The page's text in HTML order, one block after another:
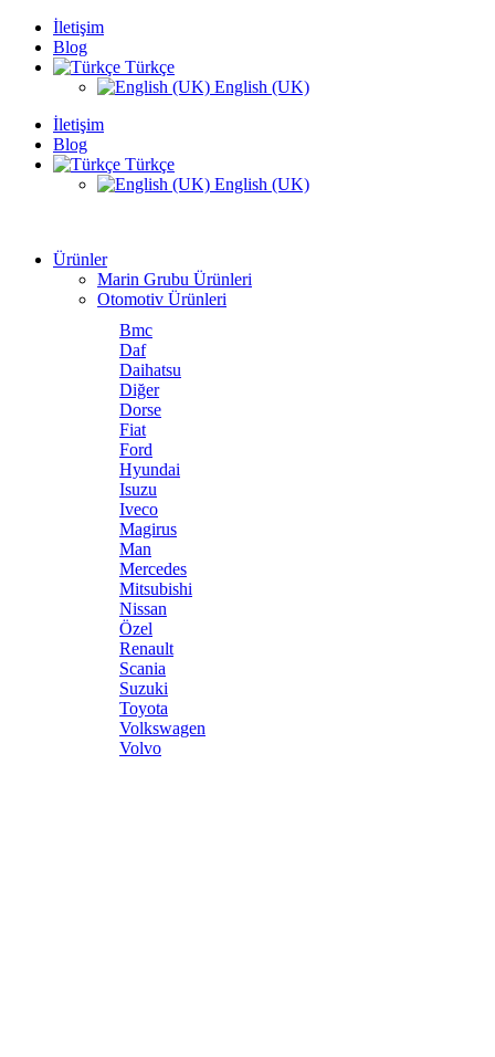
İletişim
Blog
Türkçe
English (UK)
İletişim
Blog
Türkçe
English (UK)
Ürünler
Marin Grubu Ürünleri
Otomotiv Ürünleri
Bmc
Daf
Daihatsu
Diğer
Dorse
Fiat
Ford
Hyundai
Isuzu
Iveco
Magirus
Man
Mercedes
Mitsubishi
Nissan
Özel
Renault
Scania
Suzuki
Toyota
Volkswagen
Volvo